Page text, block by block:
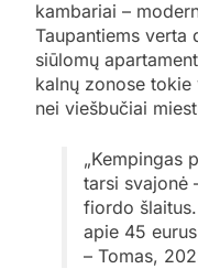
kambariai –
Taupantiems verta
siūlomų
kalnų zonose
nei viešbučiai
„Kempingas
tarsi svajonė
fiordo
apie 45
– Tomas,